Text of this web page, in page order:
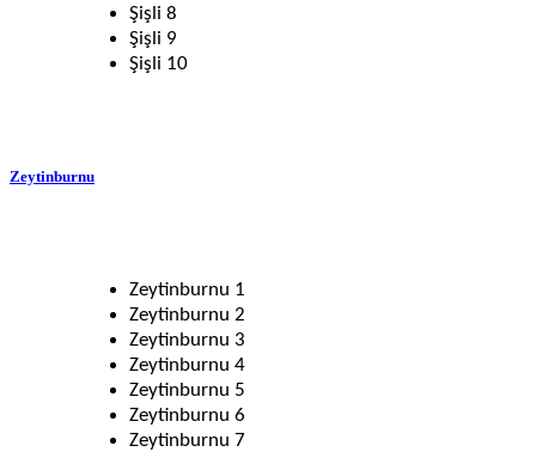
Şişli 8
Şişli 9
Şişli 10
Zeytinburnu
Zeytinburnu 1
Zeytinburnu 2
Zeytinburnu 3
Zeytinburnu 4
Zeytinburnu 5
Zeytinburnu 6
Zeytinburnu 7